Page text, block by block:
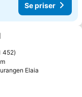
Se priser
Favoriter
452
Elaia